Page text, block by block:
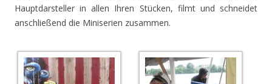
Hauptdarsteller in allen Ihren Stücken, filmt und schneidet
anschließend die Miniserien zusammen.